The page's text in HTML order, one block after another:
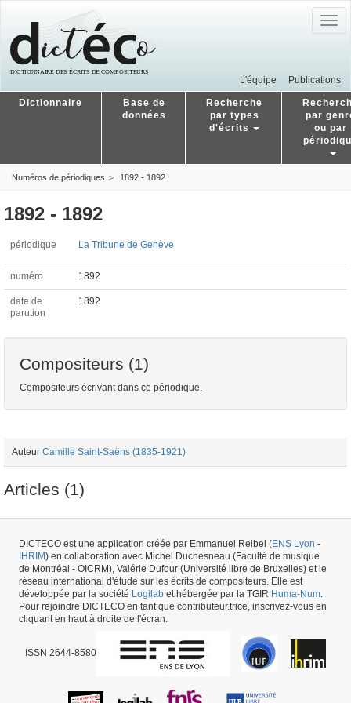
L'équipe Publications
Dictionnaire
Base de
données
Recherche
par types
d'écrits
par
ou par
Numéros de périodiques 1892 - 1892
1892 - 1892
périodique La Tribune de Genève
numéro 1892
date de
parution
1892
Compositeurs (1)
Compositeurs écrivant dans ce périodique.
Auteur Camille Saint-Saëns (1835-1921)
Articles (1)
Genève - 1892
Numéro de périodique #42906 -créé le 15/08/2019 par Marion Carducci
DICTECO est une application créée par Emmanuel Reibel (ENS Lyon -
IHRIM) en collaboration avec Michel Duchesneau (Faculté de musique
de Montréal - OICRM), Valérie Dufour (Université libre de Bruxelles) et le
réseau international d'étude sur les écrits de compositeurs. Elle est
développée par la société Logilab et hébergée par la TGIR Huma-Num
Pour rejoindre DICTECO en tant que contributeur.trice, inscrivez-vous en
cliquant en haut à droite de l'écran.
ISSN 2644-8580